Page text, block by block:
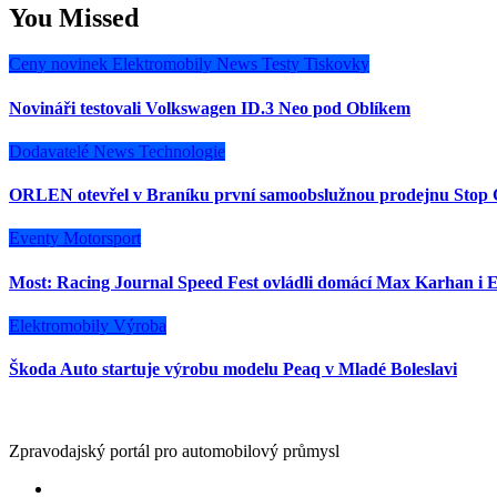
You Missed
Ceny novinek Elektromobily News Testy Tiskovky
Novináři testovali Volkswagen ID.3 Neo pod Oblíkem
Dodavatelé News Technologie
ORLEN otevřel v Braníku první samoobslužnou prodejnu Stop
Eventy Motorsport
Most: Racing Journal Speed Fest ovládli domácí Max Karhan i
Elektromobily Výroba
Škoda Auto startuje výrobu modelu Peaq v Mladé Boleslavi
Zpravodajský portál pro automobilový průmysl